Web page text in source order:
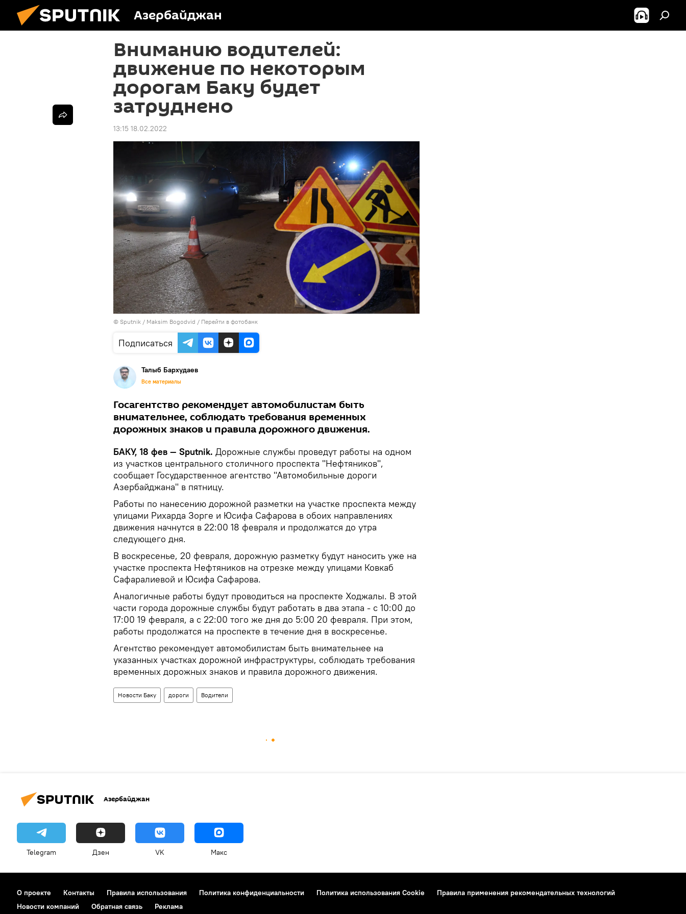
Азербайджан
Вниманию водителей:
движение по некоторым
дорогам Баку будет
затруднено
13:15 18.02.2022
© Sputnik / Maksim Bogodvid / Перейти в фотобанк
Подписаться
Талыб Бархудаев
Все материалы
Госагентство рекомендует автомобилистам быть
внимательнее, соблюдать требования временных
дорожных знаков и правила дорожного движения.
БАКУ, 18 фев — Sputnik. Дорожные службы проведут работы на одном
из участков центрального столичного проспекта "Нефтяников",
сообщает Государственное агентство "Автомобильные дороги
Азербайджана" в пятницу.
Работы по нанесению дорожной разметки на участке проспекта между
улицами Рихарда Зорге и Юсифа Сафарова в обоих направлениях
движения начнутся в 22:00 18 февраля и продолжатся до утра
следующего дня.
В воскресенье, 20 февраля, дорожную разметку будут наносить уже на
участке проспекта Нефтяников на отрезке между улицами Ковкаб
Сафаралиевой и Юсифа Сафарова.
Аналогичные работы будут проводиться на проспекте Ходжалы. В этой
части города дорожные службы будут работать в два этапа - с 10:00 до
17:00 19 февраля, а с 22:00 того же дня до 5:00 20 февраля. При этом,
работы продолжатся на проспекте в течение дня в воскресенье.
Агентство рекомендует автомобилистам быть внимательнее на
указанных участках дорожной инфраструктуры, соблюдать требования
временных дорожных знаков и правила дорожного движения.
Новости Баку дороги Водители
Азербайджан
Telegram Дзен VK Макс
О проекте Контакты Правила использования Политика конфиденциальности Политика использования Cookie
Правила применения рекомендательных технологий
Новости компаний
Обратная связь Реклама